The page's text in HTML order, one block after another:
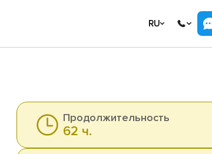
RU
Продолжительность
62 ч.